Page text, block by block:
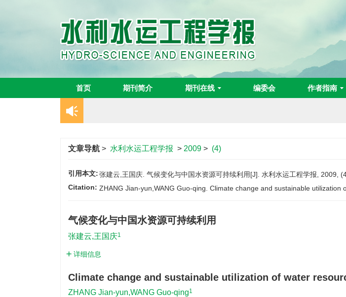
首页 期刊简介 期刊在线 编委会 作者指南
文章导航 > 水利水运工程学报 > 2009 > (4)
引用本文:张建云,王国庆. 气候变化与中国水资源可持续利用[J]. 水利水运工程学报, 2009,
Citation: ZHANG Jian-yun,WANG Guo-qing. Climate change and sustainable utilization
气候变化与中国水资源可持续利用
张建云,王国庆1
详细信息
Climate change and sustainable utilization of water
ZHANG Jian-yun,WANG Guo-qing1